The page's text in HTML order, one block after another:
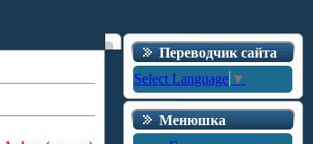
Переводчик сайта
Select Language ▼
Менюшка